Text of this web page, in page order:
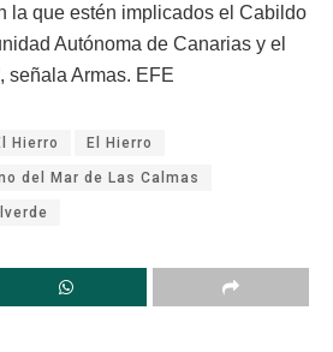
la que estén implicados el Cabildo
Autónoma de Canarias y el
señala Armas. EFE
Hierro El Hierro
del Mar de Las Calmas